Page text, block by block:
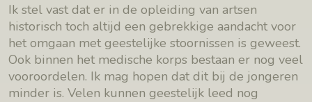
Ik stel vast dat er in de opleiding van artsen
historisch toch altijd een gebrekkige aandacht voor
het omgaan met geestelijke stoornissen is geweest.
Ook binnen het medische korps bestaan er nog veel
vooroordelen. Ik mag hopen dat dit bij de jongeren
minder is. Velen kunnen geestelijk leed nog